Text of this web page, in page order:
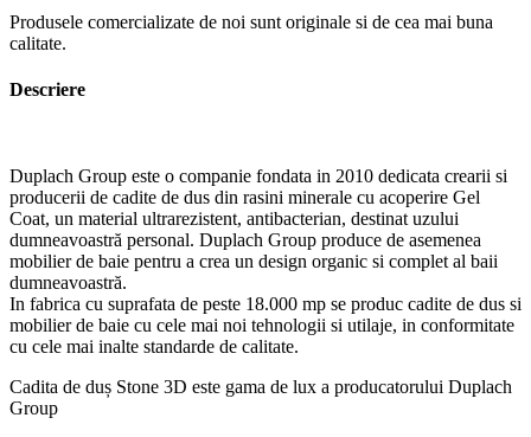
Produsele comercializate de noi sunt originale si de cea mai buna
calitate.
Descriere
Duplach Group este o companie fondata in 2010 dedicata crearii si
producerii de cadite de dus din rasini minerale cu acoperire Gel
Coat, un material ultrarezistent, antibacterian, destinat uzului
dumneavoastră personal. Duplach Group produce de asemenea
mobilier de baie pentru a crea un design organic si complet al baii
dumneavoastră.
In fabrica cu suprafata de peste 18.000 mp se produc cadite de dus si
mobilier de baie cu cele mai noi tehnologii si utilaje, in conformitate
cu cele mai inalte standarde de calitate.
Cadita de duș Stone 3D este gama de lux a producatorului Duplach
Group